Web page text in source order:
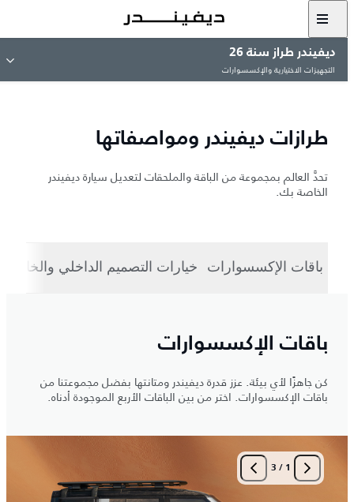
ديفيندر طراز سنة 26
التجهيزات الاختيارية والإكسسوارات
طرازات ديفيندر ومواصفاتها
تحدَّ العالم بمجموعة من الباقة والملحقات لتعديل سيارة ديفيندر
الخاصة بك.
باقات الإكسسوارات خيارات التصميم الداخلي
باقات الإكسسوارات
كن جاهزًا لأي بيئة. عزز قدرة ديفيندر ومتانتها بفضل مجموعتنا من
باقات الإكسسوارات. اختر من بين الباقات الأربع الموجودة أدناه.
1
/
3